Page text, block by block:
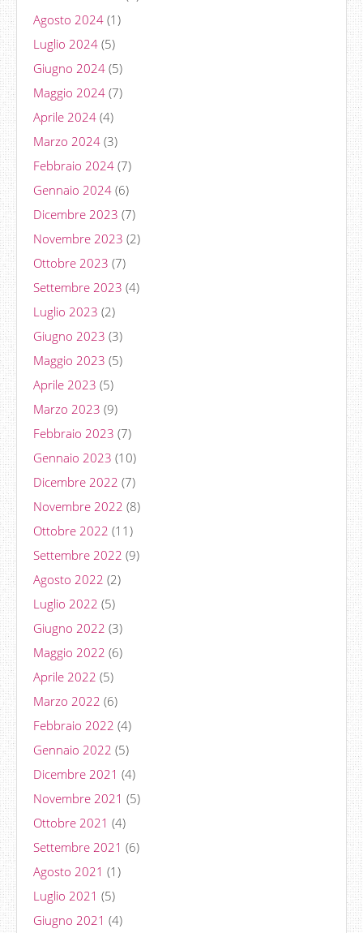
Agosto 2024 (1)
Luglio 2024 (5)
Giugno 2024 (5)
Maggio 2024 (7)
Aprile 2024 (4)
Marzo 2024 (3)
Febbraio 2024 (7)
Gennaio 2024 (6)
Dicembre 2023 (7)
Novembre 2023 (2)
Ottobre 2023 (7)
Settembre 2023 (4)
Luglio 2023 (2)
Giugno 2023 (3)
Maggio 2023 (5)
Aprile 2023 (5)
Marzo 2023 (9)
Febbraio 2023 (7)
Gennaio 2023 (10)
Dicembre 2022 (7)
Novembre 2022 (8)
Ottobre 2022 (11)
Settembre 2022 (9)
Agosto 2022 (2)
Luglio 2022 (5)
Giugno 2022 (3)
Maggio 2022 (6)
Aprile 2022 (5)
Marzo 2022 (6)
Febbraio 2022 (4)
Gennaio 2022 (5)
Dicembre 2021 (4)
Novembre 2021 (5)
Ottobre 2021 (4)
Settembre 2021 (6)
Agosto 2021 (1)
Luglio 2021 (5)
Giugno 2021 (4)